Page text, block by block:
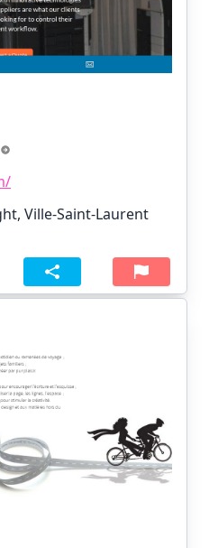
Ville-Saint-Laurent